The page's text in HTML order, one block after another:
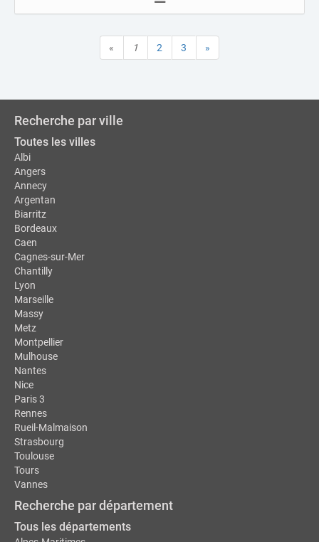
« 1 2 3 »
Recherche par ville
Toutes les villes
Albi
Angers
Annecy
Argentan
Biarritz
Bordeaux
Caen
Cagnes-sur-Mer
Chantilly
Lyon
Marseille
Massy
Metz
Montpellier
Mulhouse
Nantes
Nice
Paris 3
Rennes
Rueil-Malmaison
Strasbourg
Toulouse
Tours
Vannes
Recherche par département
Tous les départements